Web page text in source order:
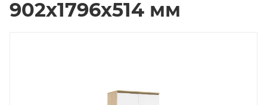
902х1796х514 мм